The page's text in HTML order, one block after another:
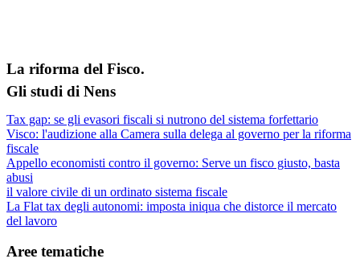
La riforma del Fisco.
Gli studi di Nens
Tax gap: se gli evasori fiscali si nutrono del sistema forfettario
Visco: l'audizione alla Camera sulla delega al governo per la riforma
fiscale
Appello economisti contro il governo: Serve un fisco giusto, basta
abusi
il valore civile di un ordinato sistema fiscale
La Flat tax degli autonomi: imposta iniqua che distorce il mercato
del lavoro
Aree tematiche